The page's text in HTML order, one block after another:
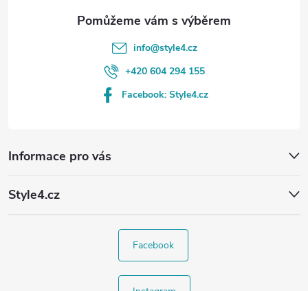
Informace pro vás
Style4.cz
info@style4.cz
+420 604 294 155
Facebook: Style4.cz
Facebook